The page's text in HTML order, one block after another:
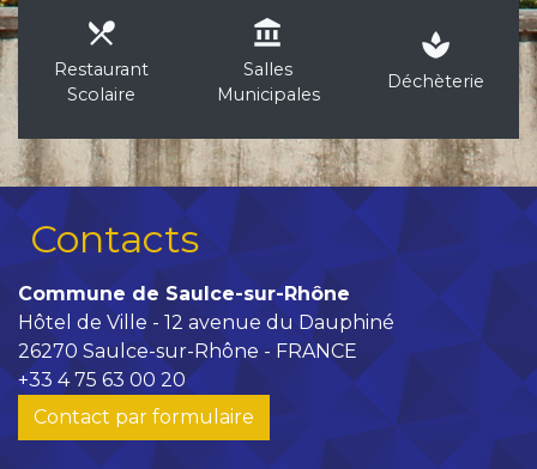
local_dining
Restaurant
Scolaire
account_balance
Salles
Municipales
spa
Déchèterie
Contacts
Commune de Saulce-sur-Rhône
Hôtel de Ville - 12 avenue du Dauphiné
26270 Saulce-sur-Rhône - FRANCE
+33 4 75 63 00 20
Contact par formulaire